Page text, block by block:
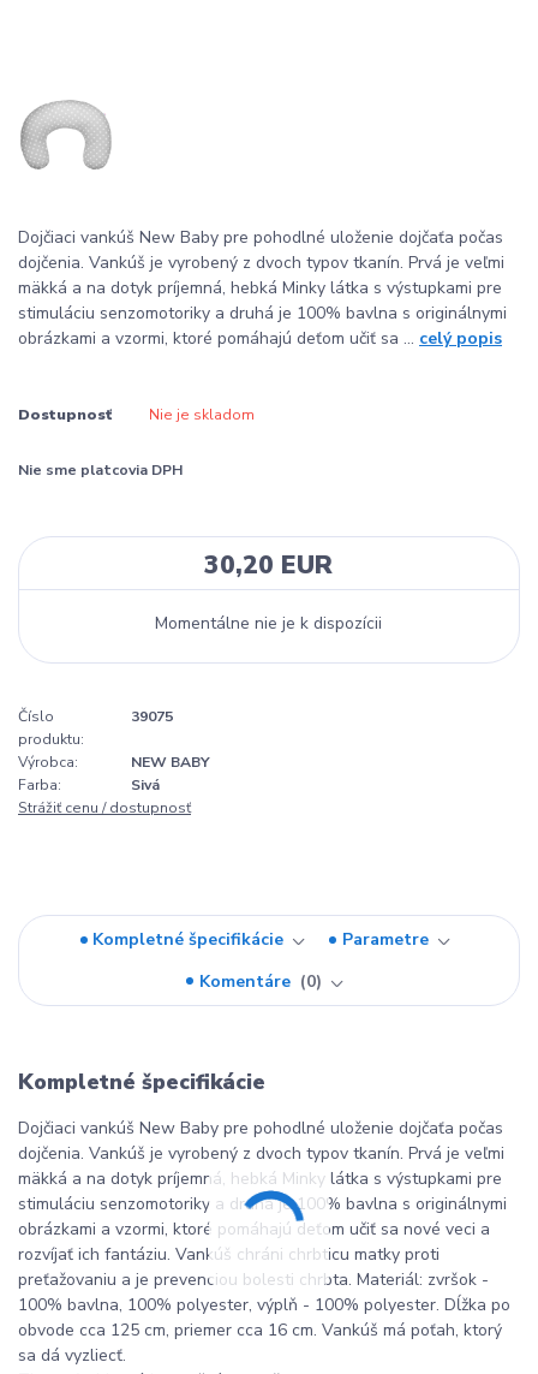
Dojčiaci vankúš New Baby pre pohodlné uloženie dojčaťa počas
dojčenia. Vankúš je vyrobený z dvoch typov tkanín. Prvá je veľmi
mäkká a na dotyk príjemná, hebká Minky látka s výstupkami pre
stimuláciu senzomotoriky a druhá je 100% bavlna s originálnymi
obrázkami a vzormi, ktoré pomáhajú deťom učiť sa ... celý popis
Dostupnosť Nie je skladom
Nie sme platcovia DPH
30,20 EUR
Momentálne nie je k dispozícii
Číslo
produktu:
39075
Výrobca:
NEW BABY
Farba:
Sivá
Strážiť cenu / dostupnosť
Kompletné špecifikácie
Parametre
Komentáre
0
Kompletné špecifikácie
Dojčiaci vankúš New Baby pre pohodlné uloženie dojčaťa počas
dojčenia. Vankúš je vyrobený z dvoch typov tkanín. Prvá je veľmi
mäkká a na dotyk príjemná, hebká Minky látka s výstupkami pre
stimuláciu senzomotoriky a druhá je 100% bavlna s originálnymi
obrázkami a vzormi, ktoré pomáhajú deťom učiť sa nové veci a
rozvíjať ich fantáziu. Vankúš chráni chrbticu matky proti
preťažovaniu a je prevenciou bolesti chrbta. Materiál: zvršok -
100% bavlna, 100% polyester, výplň - 100% polyester. Dĺžka po
obvode cca 125 cm, priemer cca 16 cm. Vankúš má poťah, ktorý
sa dá vyzliecť.